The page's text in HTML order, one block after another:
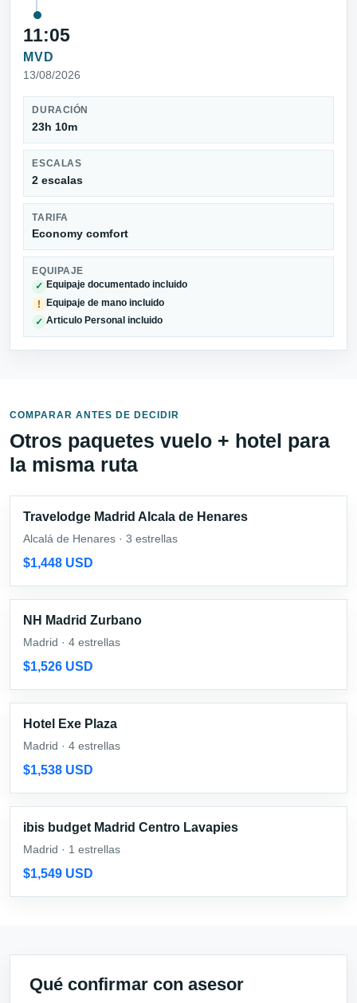
11:05
MVD
13/08/2026
DURACIÓN
23h 10m
ESCALAS
2 escalas
TARIFA
Economy comfort
EQUIPAJE
✓ Equipaje documentado incluido
! Equipaje de mano incluido
✓ Articulo Personal incluido
COMPARAR ANTES DE DECIDIR
Otros paquetes vuelo + hotel para
la misma ruta
Travelodge Madrid Alcala de Henares
Alcalá de Henares · 3 estrellas
$1,448 USD
NH Madrid Zurbano
Madrid · 4 estrellas
$1,526 USD
Hotel Exe Plaza
Madrid · 4 estrellas
$1,538 USD
ibis budget Madrid Centro Lavapies
Madrid · 1 estrellas
$1,549 USD
Qué confirmar con asesor